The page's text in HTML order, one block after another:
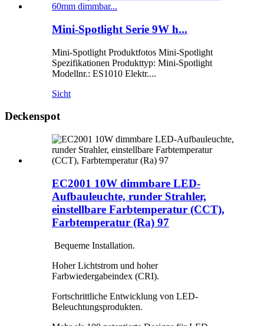
Mini-Spotlight Serie 9W h...
Mini-Spotlight Produktfotos Mini-Spotlight
Spezifikationen Produkttyp: Mini-Spotlight
Modellnr.: ES1010 Elektr....
Sicht
Deckenspot
EC2001 10W dimmbare LED-
Aufbauleuchte, runder Strahler,
einstellbare Farbtemperatur (CCT),
Farbtemperatur (Ra) 97
Bequeme Installation.
Hoher Lichtstrom und hoher
Farbwiedergabeindex (CRI).
Fortschrittliche Entwicklung von LED-
Beleuchtungsprodukten.